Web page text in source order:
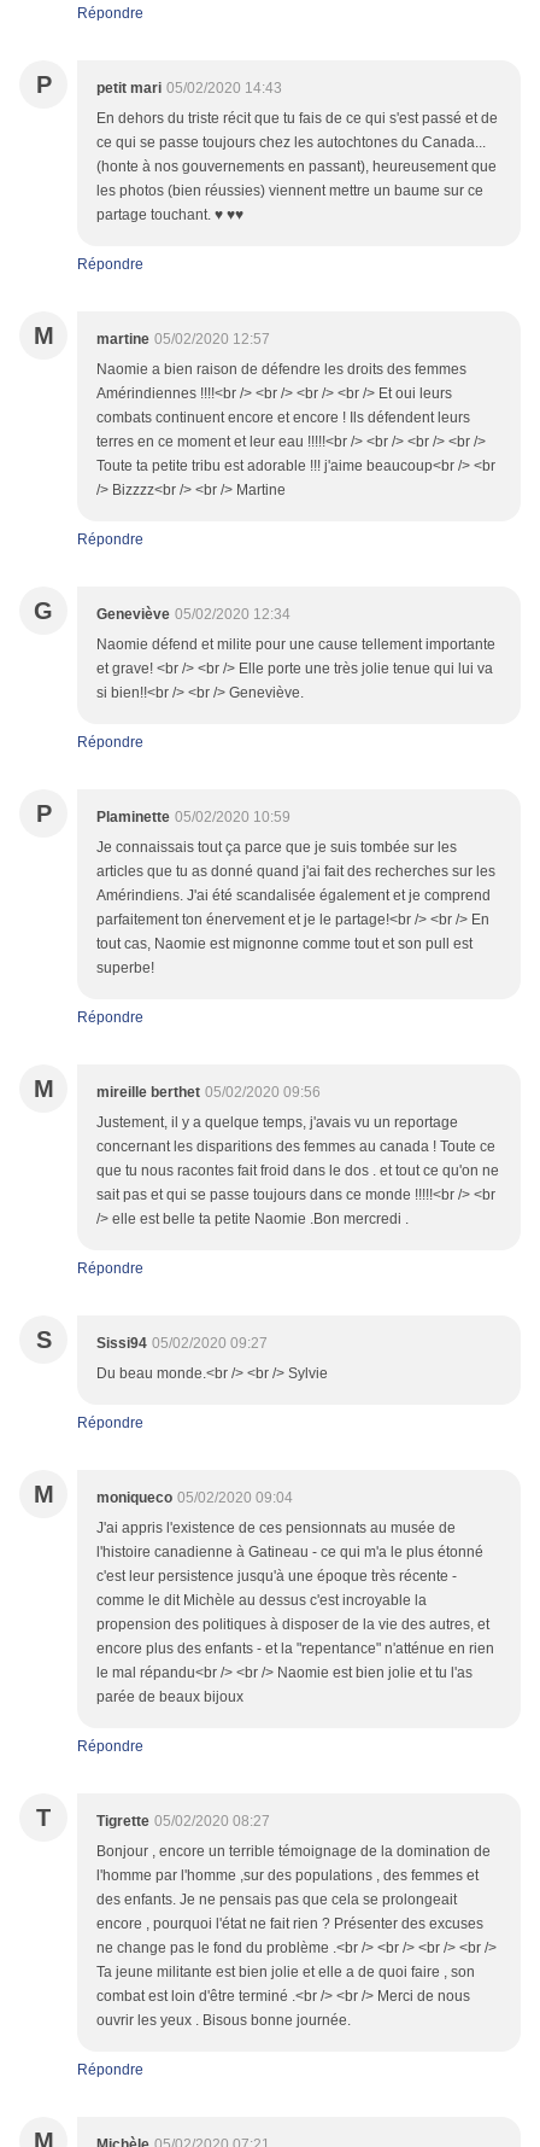
Répondre
P petit mari 05/02/2020 14:43
En dehors du triste récit que tu fais de ce qui s'est passé et de
ce qui se passe toujours chez les autochtones du Canada...
(honte à nos gouvernements en passant), heureusement que
les photos (bien réussies) viennent mettre un baume sur ce
partage touchant. ♥ ♥♥
Répondre
M martine 05/02/2020 12:57
Naomie a bien raison de défendre les droits des femmes
Amérindiennes !!!!<br /> <br /> <br /> <br /> Et oui leurs
combats continuent encore et encore ! Ils défendent leurs
terres en ce moment et leur eau !!!!!<br /> <br /> <br /> <br />
Toute ta petite tribu est adorable !!! j'aime beaucoup<br /> <br
/> Bizzzz<br /> <br /> Martine
Répondre
G Geneviève 05/02/2020 12:34
Naomie défend et milite pour une cause tellement importante
et grave! <br /> <br /> Elle porte une très jolie tenue qui lui va
si bien!!<br /> <br /> Geneviève.
Répondre
P Plaminette 05/02/2020 10:59
Je connaissais tout ça parce que je suis tombée sur les
articles que tu as donné quand j'ai fait des recherches sur les
Amérindiens. J'ai été scandalisée également et je comprend
parfaitement ton énervement et je le partage!<br /> <br /> En
tout cas, Naomie est mignonne comme tout et son pull est
superbe!
Répondre
M mireille berthet 05/02/2020 09:56
Justement, il y a quelque temps, j'avais vu un reportage
concernant les disparitions des femmes au canada ! Toute ce
que tu nous racontes fait froid dans le dos . et tout ce qu'on ne
sait pas et qui se passe toujours dans ce monde !!!!!<br /> <br
/> elle est belle ta petite Naomie .Bon mercredi .
Répondre
S Sissi94 05/02/2020 09:27
Du beau monde.<br /> <br /> Sylvie
Répondre
M moniqueco 05/02/2020 09:04
J'ai appris l'existence de ces pensionnats au musée de
l'histoire canadienne à Gatineau - ce qui m'a le plus étonné
c'est leur persistence jusqu'à une époque très récente -
comme le dit Michèle au dessus c'est incroyable la
propension des politiques à disposer de la vie des autres, et
encore plus des enfants - et la "repentance" n'atténue en rien
le mal répandu<br /> <br /> Naomie est bien jolie et tu l'as
parée de beaux bijoux
Répondre
T Tigrette 05/02/2020 08:27
Bonjour , encore un terrible témoignage de la domination de
l'homme par l'homme ,sur des populations , des femmes et
des enfants. Je ne pensais pas que cela se prolongeait
encore , pourquoi l'état ne fait rien ? Présenter des excuses
ne change pas le fond du problème .<br /> <br /> <br /> <br />
Ta jeune militante est bien jolie et elle a de quoi faire , son
combat est loin d'être terminé .<br /> <br /> Merci de nous
ouvrir les yeux . Bisous bonne journée.
Répondre
M